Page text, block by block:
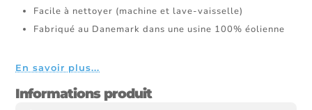
Facile à nettoyer (machine et lave-vaisselle)
Fabriqué au Danemark dans une usine 100% éolienne
En savoir plus...
Informations produit